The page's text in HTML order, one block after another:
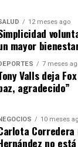
proteger a
el
actual podría
cambio más
La Comisión
regulaciones
limpias y
12 meses ago
mayor
7 meses
Valls deja
agradecido”
10 meses
no está